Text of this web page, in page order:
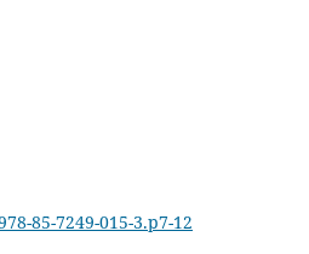
85-7249-015-3.p7-12